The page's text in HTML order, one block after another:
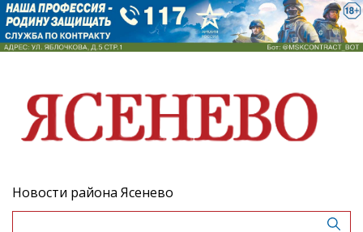
Новости района Ясенево